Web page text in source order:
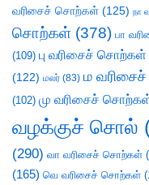
வரிசைச் சொற்கள் (125) நா
சொற்கள் (378) பா
(109) பு வரிசைச் சொற்கள்
(122) மலர் (83) ம
(102) மு வரிசைச்
வழக்குச் சொல்
(290) வா வரிசைச் சொற்கள்
(165) வெ வரிசைச் சொற்கள்